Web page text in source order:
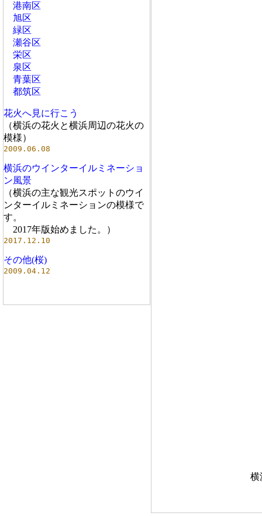
港南区
旭区
緑区
瀬谷区
栄区
泉区
青葉区
都筑区
花火へ見に行こう
（横浜の花火と横浜周辺の花火の
模様）
2009.06.08
横浜のウインターイルミネーショ
ン風景
（横浜の主な観光スポットのウイ
ンターイルミネーションの模様で
す。
2017年版始めました。）
2017.12.10
その他(桜)
2009.04.12
横